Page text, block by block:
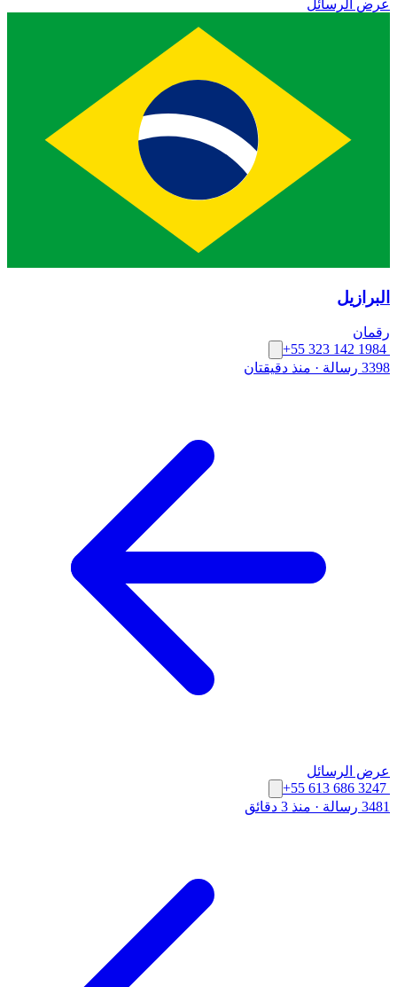
عرض الرسائل
البرازيل
رقمان
+55 323 142 1984
3398 رسالة
· منذ دقيقتان
عرض الرسائل
+55 613 686 3247
3481 رسالة
· منذ 3 دقائق